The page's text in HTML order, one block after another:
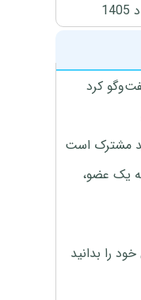
کرد
مشترک است
یک عضو،
را بدانید